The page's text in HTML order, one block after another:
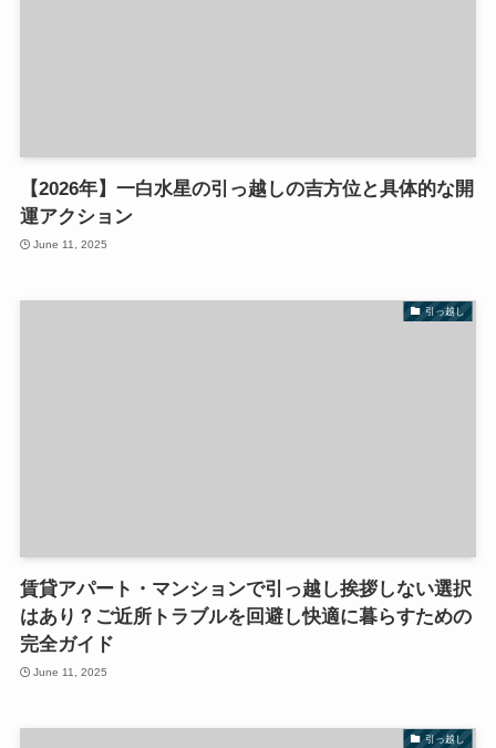
【2026年】一白水星の引っ越しの吉方位と具体的な開
運アクション
June 11, 2025
引っ越し
賃貸アパート・マンションで引っ越し挨拶しない選択
はあり？ご近所トラブルを回避し快適に暮らすための
完全ガイド
June 11, 2025
引っ越し